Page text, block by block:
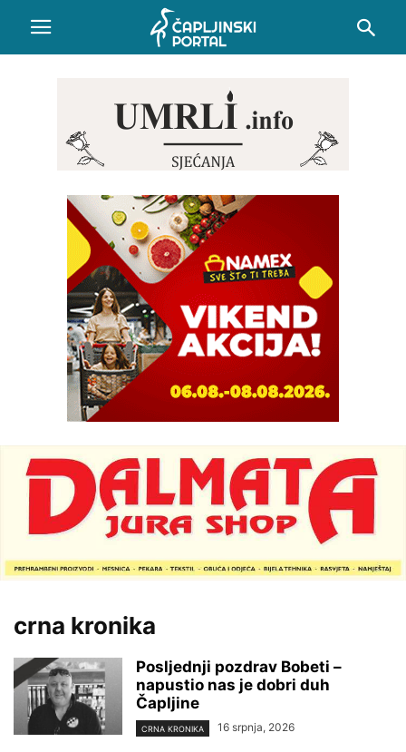
crna kronika
Posljednji pozdrav Bobeti –
napustio nas je dobri duh
Čapljine
CRNA KRONIKA 16 srpnja, 2026